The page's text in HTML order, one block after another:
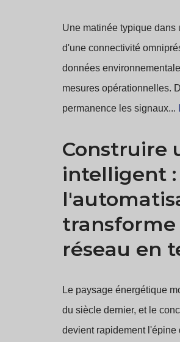
Une matinée typique
d'une connectivité
données
mesures opérationnelles.
permanence les signaux...
Construire
intelligent
transforme
réseau en
Le paysage énergétique
du siècle dernier, et le
devient rapidement l'épine